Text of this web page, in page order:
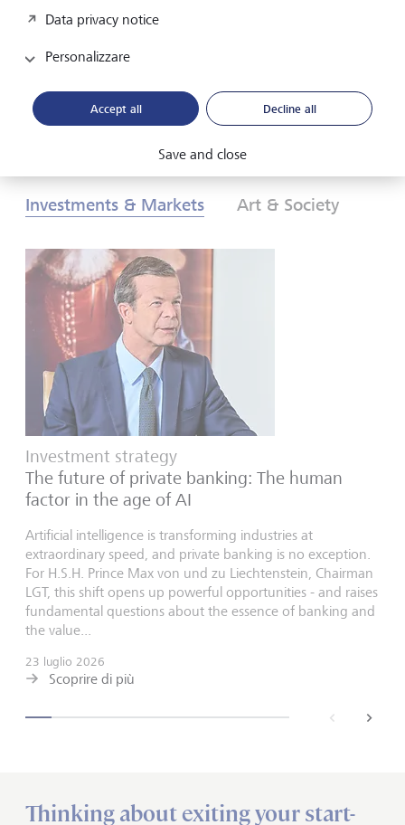
investitori? Scopritelo nelle nostre Prospettive
d’investimento globali 2026.
Download PDF Per saperne di più
Investments & Markets Art & Society
Investment strategy
The future of private banking: The human
factor in the age of AI
Artificial intelligence is transforming industries at
extraordinary speed, and private banking is no exception.
For H.S.H. Prince Max von und zu Liechtenstein, Chairman
LGT, this shift opens up powerful opportunities - and raises
fundamental questions about the essence of banking and
the value...
23 luglio 2026
Scoprire di più
next
Thinking about exiting your start-
Data privacy notice
Personalizzare
Accept all Decline all
Save and close